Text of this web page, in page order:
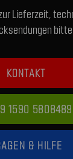
Lieferzeit,
KONTAKT
1590 5808489
& HILFE